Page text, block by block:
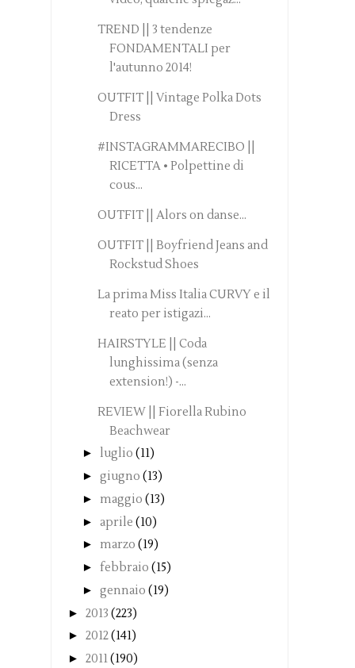
TREND || 3 tendenze
FONDAMENTALI per
l'autunno 2014!
OUTFIT || Vintage Polka Dots
Dress
#INSTAGRAMMARECIBO ||
RICETTA • Polpettine di
cous...
OUTFIT || Alors on danse...
OUTFIT || Boyfriend Jeans and
Rockstud Shoes
La prima Miss Italia CURVY e il
reato per istigazi...
HAIRSTYLE || Coda
lunghissima (senza
extension!) -...
REVIEW || Fiorella Rubino
Beachwear
► luglio (11)
► giugno (13)
► maggio (13)
► aprile (10)
► marzo (19)
► febbraio (15)
► gennaio (19)
► 2013 (223)
► 2012(141)
► 2011(190)